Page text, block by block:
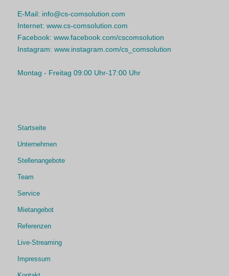
E-Mail: info@cs-comsolution.com
Internet: www.cs-comsolution.com
Facebook: www.facebook.com/cscomsolution
Instagram: www.instagram.com/cs_comsolution
Montag - Freitag 09:00 Uhr-17:00 Uhr
Startseite
Unternehmen
Stellenangebote
Team
Service
Mietangebot
Referenzen
Live-Streaming
Impressum